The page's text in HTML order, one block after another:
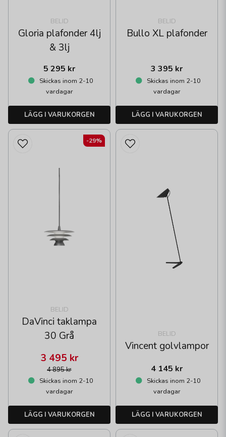
BELID
Gloria plafonder 4lj
& 3lj
5 295 kr
Skickas inom 2-10
vardagar
LÄGG I VARUKORGEN
BELID
Bullo XL plafonder
3 395 kr
Skickas inom 2-10
vardagar
LÄGG I VARUKORGEN
BELID
DaVinci taklampa
30 Grå
4 895 kr
3 495 kr
Skickas inom 2-10
vardagar
LÄGG I VARUKORGEN
-29%
BELID
Vincent golvlampor
4 145 kr
Skickas inom 2-10
vardagar
LÄGG I VARUKORGEN